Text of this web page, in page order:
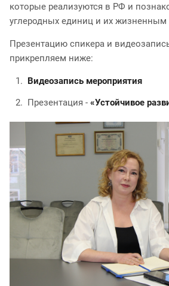
которые реализуются в РФ и
углеродных единиц и их
Презентацию спикера и
прикрепляем ниже:
Видеозапись мероприятия
Презентация - «Устойчивое